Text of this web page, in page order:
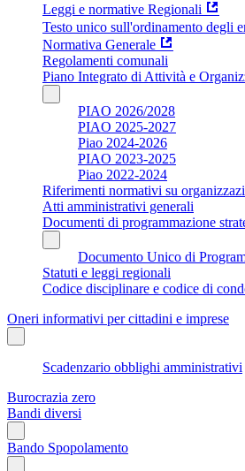
Leggi e normative Regionali
Testo unico sull'ordinamento degli
Normativa Generale
Regolamenti comunali
Piano Integrato di Attività e
PIAO 2026/2028
PIAO 2025-2027
Piao 2024-2026
PIAO 2023-2025
Piao 2022-2024
Riferimenti normativi su
Atti amministrativi generali
Documenti di programmazione
Documento Unico di
Statuti e leggi regionali
Codice disciplinare e codice di
Oneri informativi per cittadini e imprese
Scadenzario obblighi amministrativi
Burocrazia zero
Bandi diversi
Bando Spopolamento